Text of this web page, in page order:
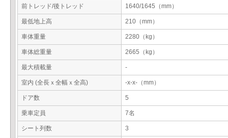
前トレッド/後トレッド 1640/1645（mm）
最低地上高 210（mm）
車体重量 2280（kg）
車体総重量 2665（kg）
最大積載量 -
室内 (全長ｘ全幅ｘ全高) -x-x-（mm）
ドア数 5
乗車定員 7名
シート列数 3